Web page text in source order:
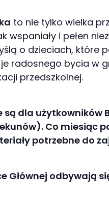
to nie tylko wielka
wspaniały i pełen
o dzieciach, które
radosnego bycia w
przedszkolnej.
są dla użytkowników
Co miesiąc
potrzebne do
Głównej odbywają